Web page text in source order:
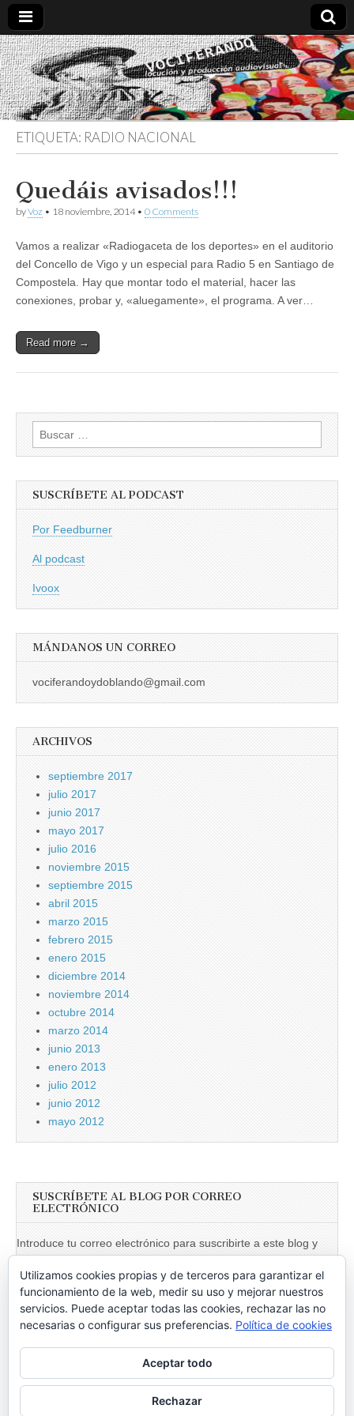
Vociferando
Comunicación,
Locucion y
Producción
Audiovisual
ETIQUETA: RADIO NACIONAL
Quedáis avisados!!!
byVoz • 18 noviembre, 2014• 0 Comments
Vamos a realizar «Radiogaceta de los deportes» en el auditorio
del Concello de Vigo y un especial para Radio 5 en Santiago de
Compostela. Hay que montar todo el material, hacer las
conexiones, probar y, «aluegamente», el programa. A ver…
Read more →
Buscar:
SUSCRÍBETE AL PODCAST
Por Feedburner
Al podcast
Ivoox
MÁNDANOS UN CORREO
vociferandoydoblando@gmail.com
ARCHIVOS
septiembre 2017
julio 2017
junio 2017
mayo 2017
julio 2016
noviembre 2015
septiembre 2015
abril 2015
marzo 2015
febrero 2015
enero 2015
diciembre 2014
noviembre 2014
octubre 2014
marzo 2014
junio 2013
enero 2013
julio 2012
junio 2012
mayo 2012
SUSCRÍBETE AL BLOG POR CORREO
ELECTRÓNICO
Introduce tu correo electrónico para suscribirte a este blog y
Dirección
de
email
Únete a otros 246 suscriptores
Utilizamos cookies propias y de terceros para garantizar el
funcionamiento de la web, medir su uso y mejorar nuestros
servicios. Puede aceptar todas las cookies, rechazar las no
necesarias o configurar sus preferencias. Política de cookies
Aceptar todo
Rechazar